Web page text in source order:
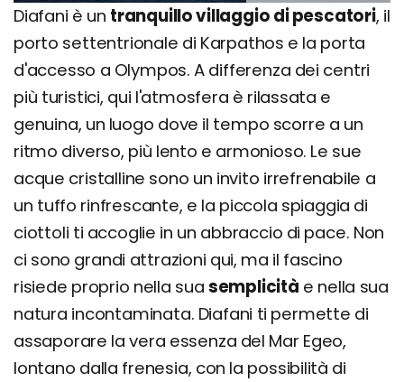
Diafani è un tranquillo villaggio di pescatori, il
porto settentrionale di Karpathos e la porta
d'accesso a Olympos. A differenza dei centri
più turistici, qui l'atmosfera è rilassata e
genuina, un luogo dove il tempo scorre a un
ritmo diverso, più lento e armonioso. Le sue
acque cristalline sono un invito irrefrenabile a
un tuffo rinfrescante, e la piccola spiaggia di
ciottoli ti accoglie in un abbraccio di pace. Non
ci sono grandi attrazioni qui, ma il fascino
risiede proprio nella sua semplicità e nella sua
natura incontaminata. Diafani ti permette di
assaporare la vera essenza del Mar Egeo,
lontano dalla frenesia, con la possibilità di